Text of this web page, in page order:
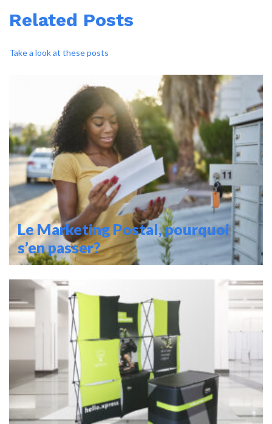
Related Posts
Take a look at these posts
Le Marketing Postal, pourquoi
s’en passer?